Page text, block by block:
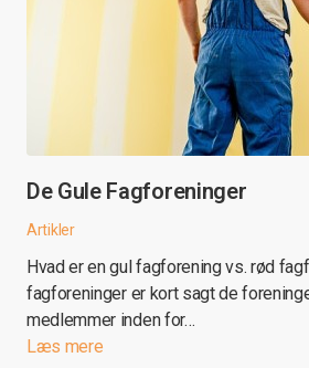
De Gule Fagforeninger
Artikler
Hvad er en gul fagforening vs. rød
fagforeninger er kort sagt de
medlemmer inden for…
Læs mere